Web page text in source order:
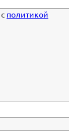
политикой